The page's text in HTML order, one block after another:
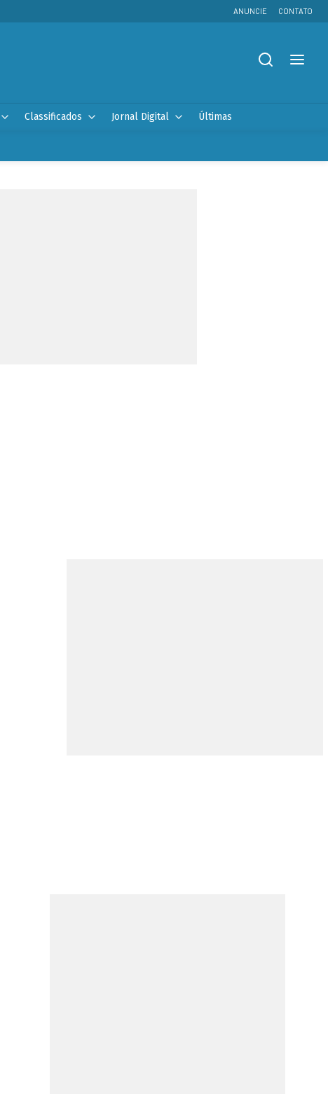
ANUNCIE CONTATO
Classificados Jornal Digital Últimas